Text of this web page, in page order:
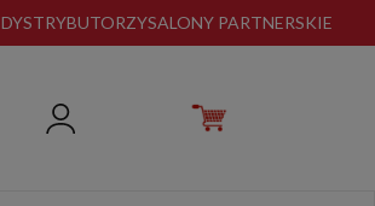
DYSTRYBUTORZYSALONY PARTNERSKIE